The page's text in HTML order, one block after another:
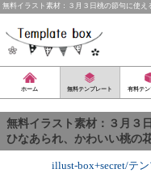
無料イラスト素材：３月３日桃の節句に使
ホーム 無料テンプレート 有料テン
無料イラスト素材：３月３
ひなあられ、かわいい桃の
illust-box+secret/テン